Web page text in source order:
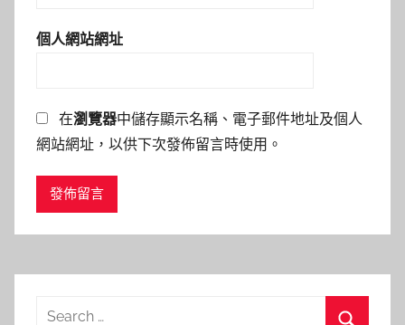
個人網站網址
在瀏覽器中儲存顯示名稱、電子郵件地址及個人
網站網址，以供下次發佈留言時使用。
Search